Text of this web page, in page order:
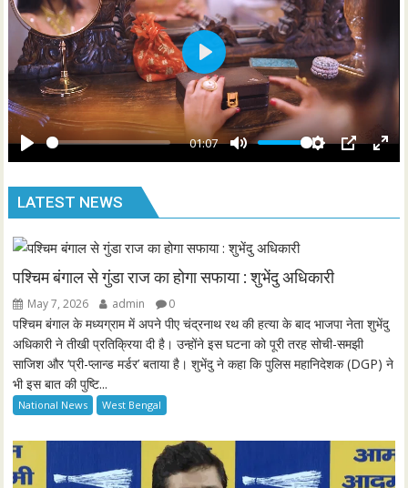
s
e
e
n
P
l
a
01:07
M
S
n
s
P
E
l
s
e
n
P
l
a
y
LATEST NEWS
पश्चिम बंगाल से गुंडा राज का होगा सफाया : शुभेंदु अधिकारी
May 7, 2026 admin 0
पश्चिम बंगाल के मध्यग्राम में अपने पीए चंद्रनाथ रथ की हत्या के बाद भाजपा नेता शुभेंदु
अधिकारी ने तीखी प्रतिक्रिया दी है। उन्होंने इस घटना को पूरी तरह सोची-समझी
साजिश और ‘प्री-प्लान्ड मर्डर’ बताया है। शुभेंदु ने कहा कि पुलिस महानिदेशक (DGP) ने
भी इस बात की पुष्टि...
National News West Bengal